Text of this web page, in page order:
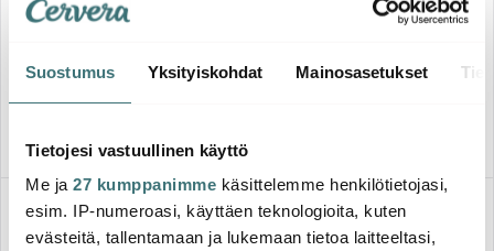
Suostumus Yksityiskohdat Mainosasetukset
Tietojesi vastuullinen käyttö
Me ja 27 kumppanimme käsittelemme henkilötietojasi,
esim. IP-numeroasi, käyttäen teknologioita, kuten
evästeitä, tallentamaan ja lukemaan tietoa laitteeltasi,
Teema Aloitussetti 8 osaa
132.30 € 189.00 €
Saatavilla
Taika Sato Lautanen 30 cm
31.59 € 51.99 €
-40%
Löytönurkka